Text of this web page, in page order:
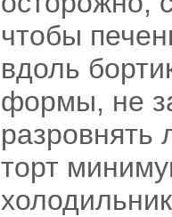
чтобы
вдоль
формы, не
разровнять
торт